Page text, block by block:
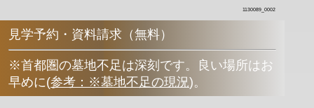
1130089_0002
見学予約・資料請求（無料）
※首都圏の墓地不足は深刻です。良い場所はお
早めに(参考：※墓地不足の現況)。